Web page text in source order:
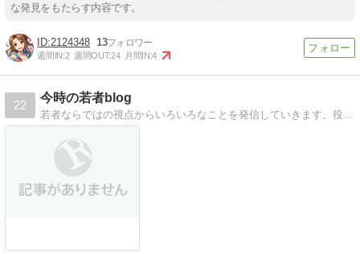
な発見をもたらす内容です。
2124348 13
週間IN:2 週間OUT:24 月間IN:4
22
今時の若者blog
若者ならではの視点からいろいろなことを発信していきます。役立つこと間違いなし！人生を少しでも豊かなものにすることをテーマに考えていきたいと思います。